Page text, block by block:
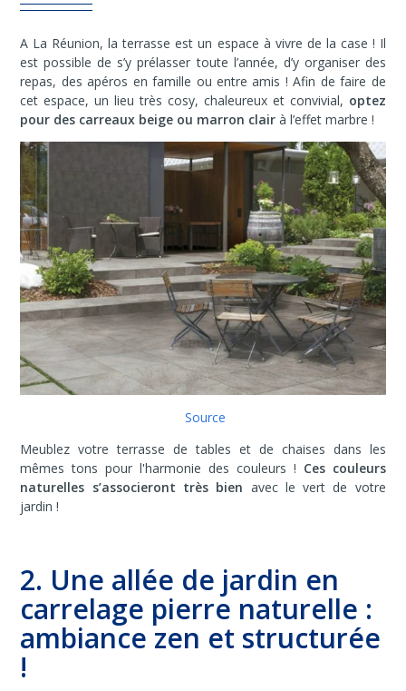
A La Réunion, la terrasse est un espace à vivre de la case ! Il
est possible de s’y prélasser toute l’année, d’y organiser des
repas, des apéros en famille ou entre amis ! Afin de faire de
cet espace, un lieu très cosy, chaleureux et convivial, optez
pour des carreaux beige ou marron clair à l’effet marbre !
Source
Meublez votre terrasse de tables et de chaises dans les
mêmes tons pour l'harmonie des couleurs ! Ces couleurs
naturelles s’associeront très bien avec le vert de votre
jardin !
2. Une allée de jardin en
carrelage pierre naturelle :
ambiance zen et structurée
!